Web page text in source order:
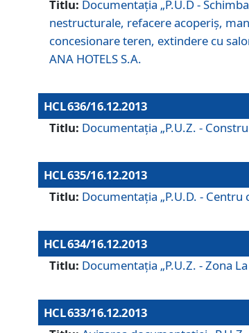
Titlu: Documentaţia „P.U.D -
nestructurale, refacere acoperiş,
concesionare teren, extindere cu
ANA HOTELS S.A.
HCL 636/16.12.2013
Titlu: Documentaţia „P.U.Z. -
HCL 635/16.12.2013
Titlu: Documentaţia „P.U.D. -
HCL 634/16.12.2013
Titlu: Documentaţia „P.U.Z. - Zona
HCL 633/16.12.2013